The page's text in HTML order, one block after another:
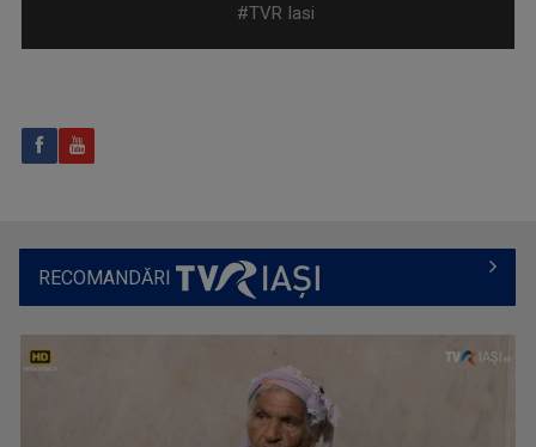
ARENA
OLENA POPOVYCH
#TVR Iasi
RECOMANDĂRI